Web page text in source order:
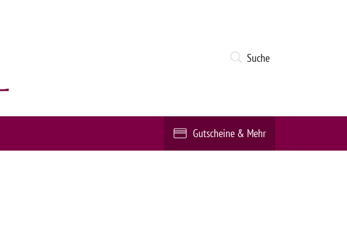
Suche
Gutscheine & Mehr